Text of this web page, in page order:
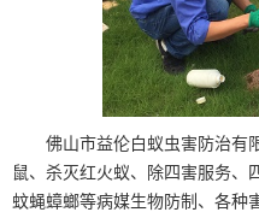
佛山市益伦白蚁虫害防治有
鼠、杀灭红火蚁、除四害服务、
蚊蝇蟑螂等病媒生物防制、各种